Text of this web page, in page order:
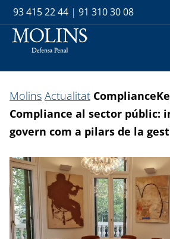
93 415 22 44 | 91 310 30 08
Molins Actualitat
Compliance al sector públic:
govern com a pilars de la